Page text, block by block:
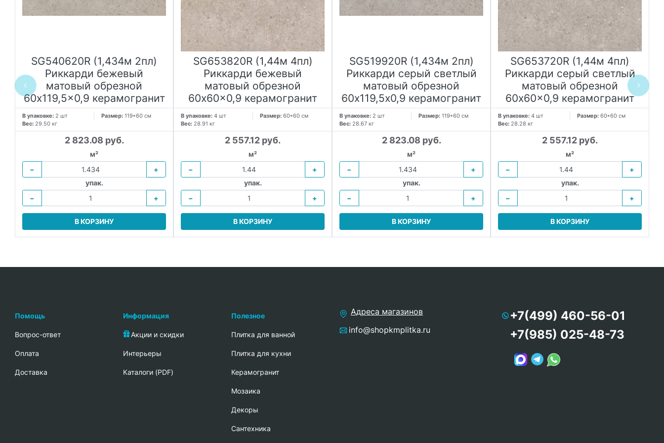
SG540620R (1,434м 2пл)
Риккарди бежевый
матовый обрезной
60x119,5x0,9 керамогранит
В упаковке: 2 шт Размер: 119*60 см
Вес: 29.50 кг
2 823.08 руб.
м²
−
+
упак.
−
+
В КОРЗИНУ
SG653820R (1,44м 4пл)
Риккарди бежевый
матовый обрезной
60x60x0,9 керамогранит
В упаковке: 4 шт Размер: 60*60 см
Вес: 28.91 кг
2 557.12 руб.
м²
−
+
упак.
−
+
В КОРЗИНУ
SG519920R (1,434м 2пл)
Риккарди серый светлый
матовый обрезной
60х119,5x0,9 керамогранит
В упаковке: 2 шт Размер: 119*60 см
Вес: 28.67 кг
2 823.08 руб.
м²
−
+
упак.
−
+
В КОРЗИНУ
SG653720R (1,44м 4пл)
Риккарди серый светлый
матовый обрезной
60x60x0,9 керамогранит
В упаковке: 4 шт Размер: 60*60 см
Вес: 28.28 кг
2 557.12 руб.
м²
−
+
упак.
−
+
В КОРЗИНУ
Помощь
Вопрос-ответ
Oплата
Доставка
Информация
Акции и скидки
Интерьеры
Каталоги (PDF)
Полезное
Плитка для ванной
Плитка для кухни
Керамогранит
Мозаика
Декоры
Сантехника
Адреса магазинов
info@shopkmplitka.ru
+7(499) 460-56-01
+7(985) 025-48-73